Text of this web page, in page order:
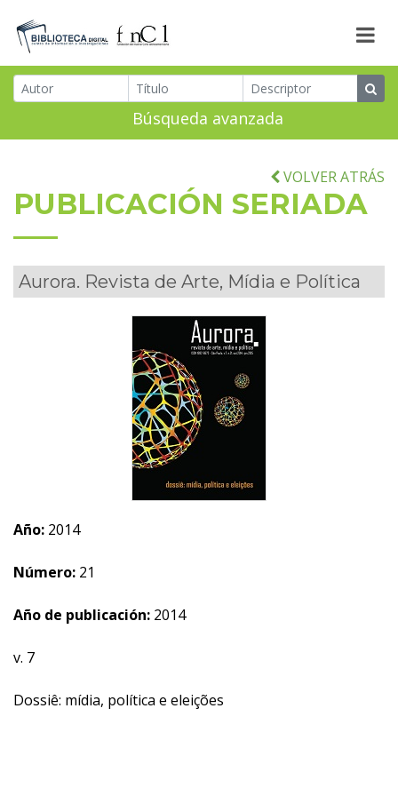
Búsqueda avanzada
VOLVER ATRÁS
PUBLICACIÓN SERIADA
Aurora. Revista de Arte, Mídia e Política
Año: 2014
Número: 21
Año de publicación: 2014
v. 7
Dossiê: mídia, política e eleições